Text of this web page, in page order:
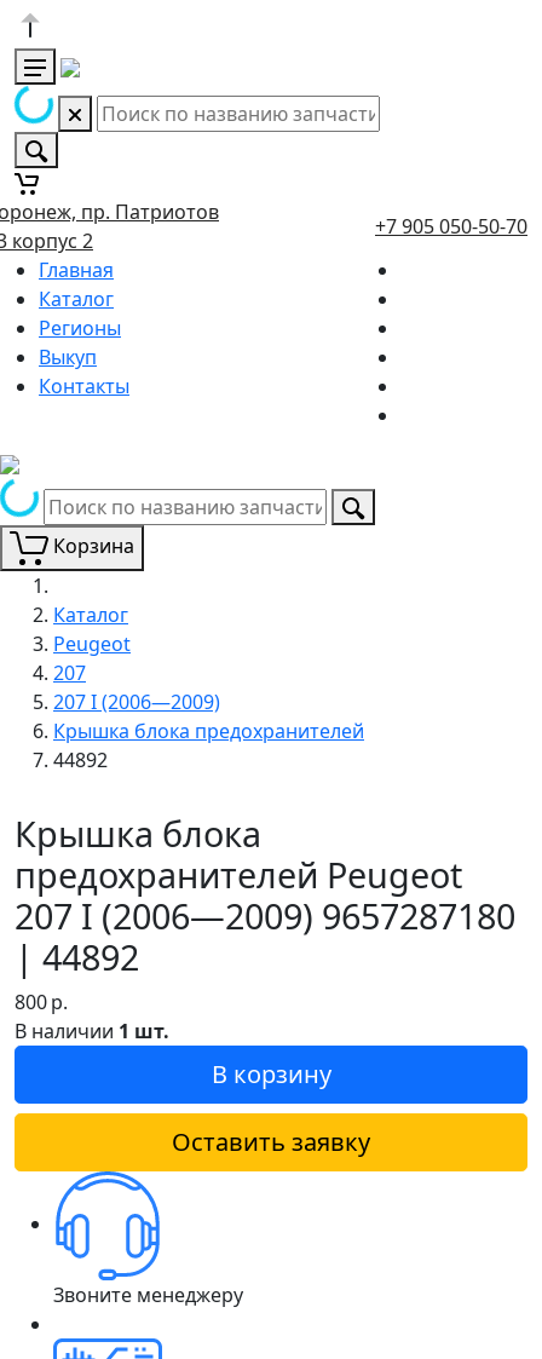
пр. Патриотов
корпус 2
+7 905 050-50-70
Главная
Каталог
Регионы
Выкуп
Контакты
Корзина
Каталог
Peugeot
207
207 I (2006—2009)
Крышка блока предохранителей
44892
Крышка блока
предохранителей Peugeot
207 I (2006—2009) 9657287180
| 44892
800р.
В наличии 1 шт.
В корзину
Оставить заявку
Звоните менеджеру